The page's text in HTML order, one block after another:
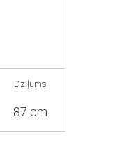
Dziļums
87 cm